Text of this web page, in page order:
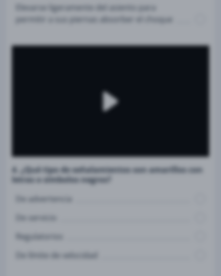
Elevarse ligeramente del asiento para
permitir a sus piernas absorber el choque
4. ¿Qué tipo de señalamientos son amarillos con
letras o símbolos negros?
De advertencia
De servicio
Regulatorios
De límite de velocidad